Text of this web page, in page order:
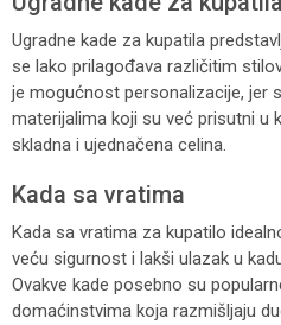
Ugradne kade za kupatila
se lako prilagođava različitim
je mogućnost personalizacije, jer
materijalima koji su već prisutni u
skladna i ujednačena celina.
Kada sa vratima
Kada sa vratima za kupatilo
veću sigurnost i lakši ulazak u
Ovakve kade posebno su
domaćinstvima koja razmišljaju